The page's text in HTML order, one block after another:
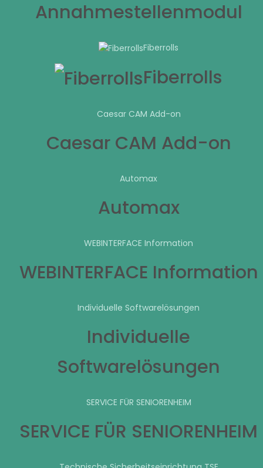
Annahmestellenmodul
Fiberrolls
Fiberrolls
Caesar CAM Add-on
Caesar CAM Add-on
Automax
Automax
WEBINTERFACE Information
WEBINTERFACE Information
Individuelle Softwarelösungen
Individuelle
Softwarelösungen
SERVICE FÜR SENIORENHEIM
SERVICE FÜR SENIORENHEIM